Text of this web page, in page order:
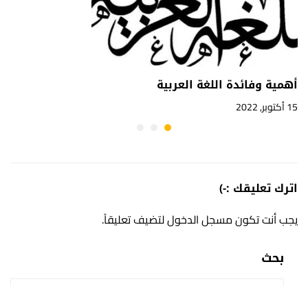
أهمية وفائدة اللغة العربية
15 أكتوبر, 2022
اترك تعليقك :-)
يجب أنت تكونمسجل الدخوللتضيف تعليقاً.
بحث